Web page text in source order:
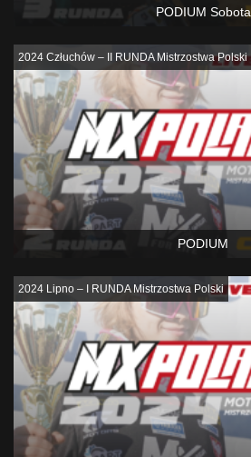
PODIUM Sobota
PODIUM
2024 Człuchów – II RUNDA Mistrzostwa Polski
2024 Lipno – I RUNDA Mistrzostwa Polski